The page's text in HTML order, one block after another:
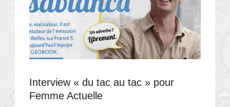
Interview « du tac au tac » pour
Femme Actuelle